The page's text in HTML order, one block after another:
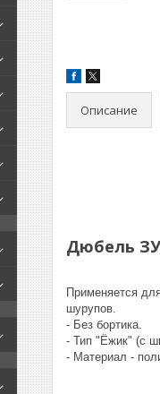
Описание
Дюбель
Применяется
шурупов.
- Без бортика.
- Тип "Ёжик" (с
- Материал -